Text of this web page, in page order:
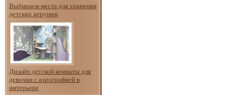
Выбираем места для хранения
детских игрушек
Дизайн детской комнаты для
девочки с аэрографией в
интерьере